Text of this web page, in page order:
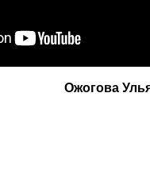
Ожогова